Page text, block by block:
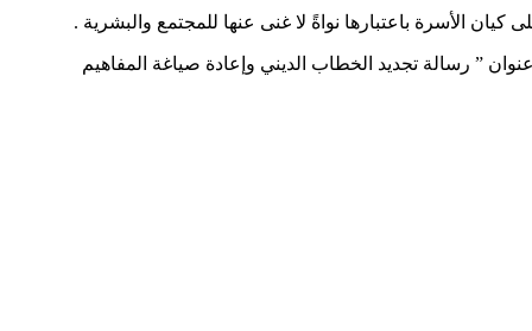
الأسرة باعتبارها نواةً لا غنى عنها للمجتمع والبشرية .
” رسالة تجديد الخطاب الديني وإعادة صياغة المفاهيم